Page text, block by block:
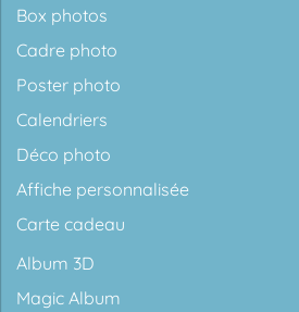
Box photos
Cadre photo
Poster photo
Calendriers
Déco photo
Affiche personnalisée
Carte cadeau
Album 3D
Magic Album